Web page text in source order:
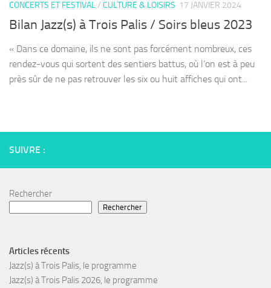
CONCERTS ET FESTIVAL/ CULTURE & LOISIRS 17 JANVIER 2024
Bilan Jazz(s) à Trois Palis / Soirs bleus 2023
« Dans ce domaine, ils ne sont pas forcément nombreux, ces
rendez-vous qui sortent des sentiers battus, où l’on est à peu
près sûr de ne pas retrouver les six ou huit affiches qui ont...
SUIVRE :
Rechercher
Rechercher
Articles récents
Jazz(s) à Trois Palis, le programme
Jazz(s) à Trois Palis 2026, le programme